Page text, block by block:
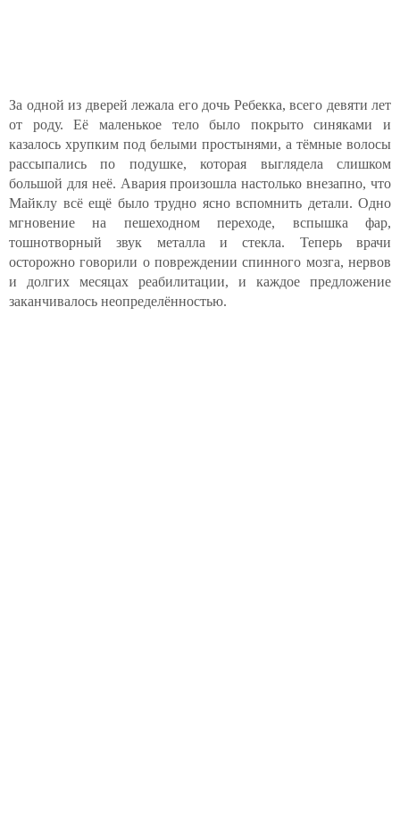
За одной из дверей лежала его дочь Ребекка, всего девяти лет
от роду. Её маленькое тело было покрыто синяками и
казалось хрупким под белыми простынями, а тёмные волосы
рассыпались по подушке, которая выглядела слишком
большой для неё. Авария произошла настолько внезапно, что
Майклу всё ещё было трудно ясно вспомнить детали. Одно
мгновение на пешеходном переходе, вспышка фар,
тошнотворный звук металла и стекла. Теперь врачи
осторожно говорили о повреждении спинного мозга, нервов
и долгих месяцах реабилитации, и каждое предложение
заканчивалось неопределённостью.